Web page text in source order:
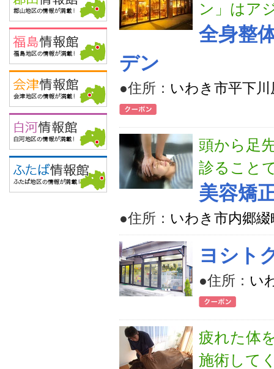
ン」はア
全身整
デン
●住所： いわき市平下
頭から足
診ること
美容矯
●住所： いわき市内郷綴
ヨシト
●住所： い
疲れた体
施術して